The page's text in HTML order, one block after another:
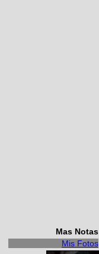
Mas Notas
Mis Fotos